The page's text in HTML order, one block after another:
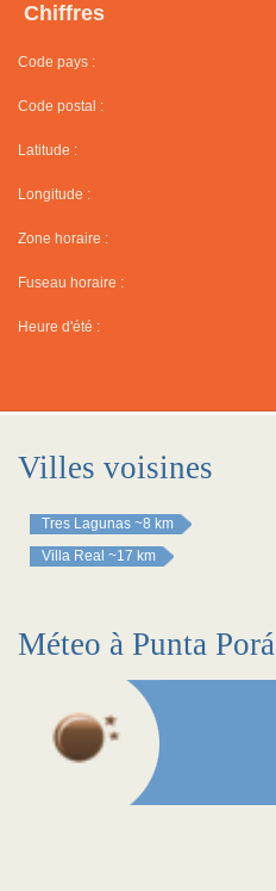
Chiffres
Code pays :
Code postal :
Latitude :
Longitude :
Zone horaire :
Fuseau horaire :
Heure d'été :
Villes voisines
Tres Lagunas ~8 km
Villa Real ~17 km
Méteo à Punta Porá